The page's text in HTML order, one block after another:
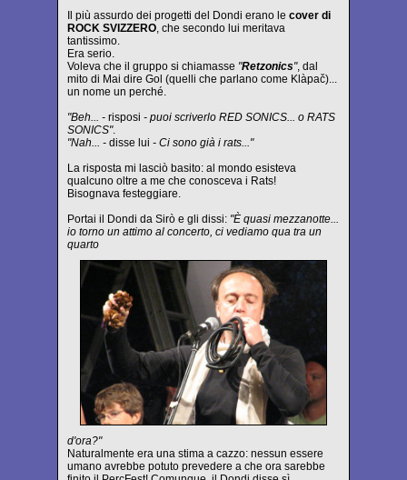
Il più assurdo dei progetti del Dondi erano le cover di
ROCK SVIZZERO, che secondo lui meritava
tantissimo.
Era serio.
Voleva che il gruppo si chiamasse "Retzonics", dal
mito di Mai dire Gol (quelli che parlano come Klàpač)...
un nome un perché.
"Beh... - risposi - puoi scriverlo RED SONICS... o RATS
SONICS".
"Nah... - disse lui - Ci sono già i rats..."
La risposta mi lasciò basito: al mondo esisteva
qualcuno oltre a me che conosceva i Rats!
Bisognava festeggiare.
Portai il Dondi da Sirò e gli dissi: "È quasi mezzanotte...
io torno un attimo al concerto, ci vediamo qua tra un
quarto
d'ora?"
Naturalmente era una stima a cazzo: nessun essere
umano avrebbe potuto prevedere a che ora sarebbe